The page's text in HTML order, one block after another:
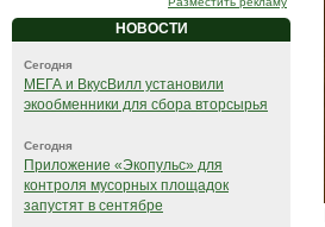
НОВОСТИ
Сегодня
МЕГА и ВкусВилл установили
экообменники для сбора вторсырья
Сегодня
Приложение «Экопульс» для
контроля мусорных площадок
запустят в сентябре